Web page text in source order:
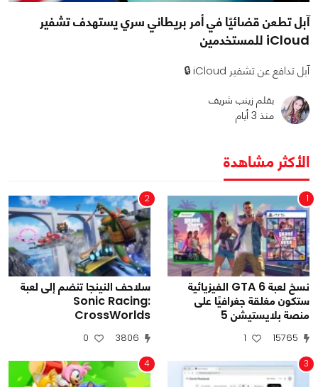
آبل تطعن قضائيًا في أمر بريطاني سري يستهدف تشفير
iCloud للمستخدمين
آبل تدافع عن تشفير iCloud 🔒
بقلم زينب شريف
منذ 3 أيام
الأكثر مشاهدة
1
نسخ لعبة GTA 6 الفيزيائية
ستكون مغلقة جغرافيًا على
منصة بلايستيشن 5
15765
1
2
سلاحف النينجا تنضم إلى لعبة
Sonic Racing:
CrossWorlds
3806
0
3
4